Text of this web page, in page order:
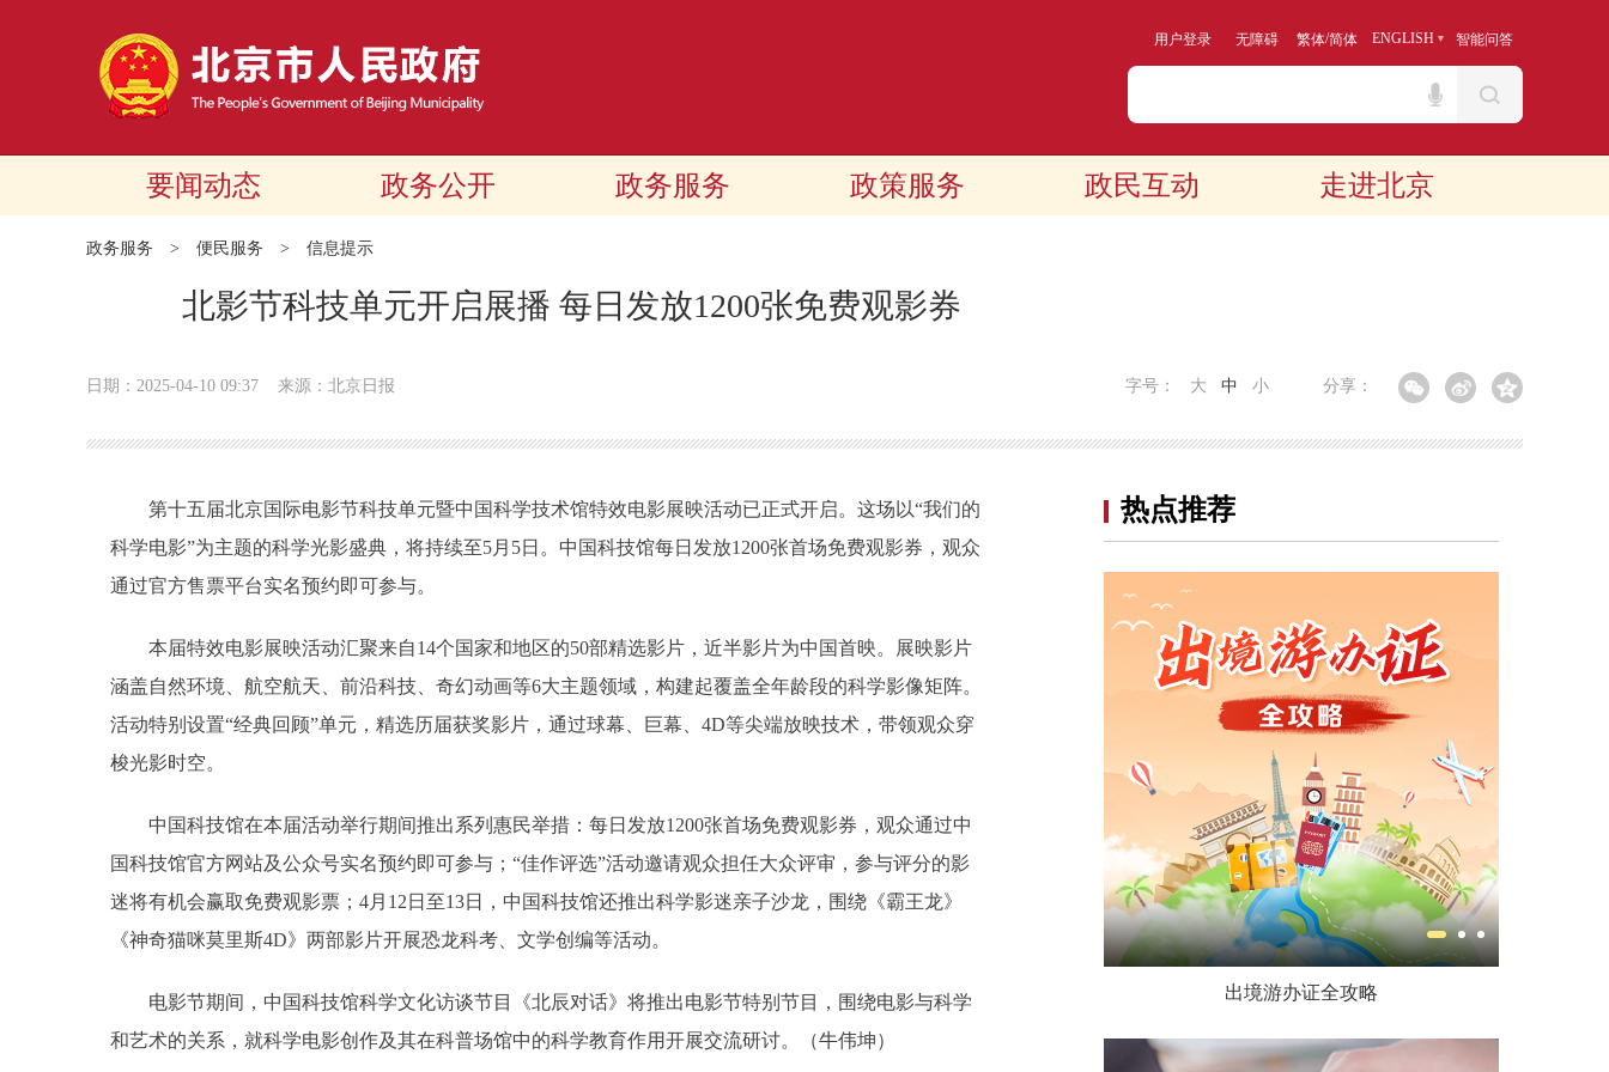
用户登录 无障碍 繁体/简体 ENGLISH 智能问答
要闻动态 政务公开 政务服务 政策服务 政民互动 走进北京
政务服务 > 便民服务 > 信息提示
北影节科技单元开启展播 每日发放1200张免费观影券
日期：2025-04-10 09:37 来源：北京日报 分享：
字号： 大 中 小
第十五届北京国际电影节科技单元暨中国科学技术馆特效电影展映活动已正式开启。这场以“我们的
科学电影”为主题的科学光影盛典，将持续至5月5日。中国科技馆每日发放1200张首场免费观影券，观众
通过官方售票平台实名预约即可参与。
本届特效电影展映活动汇聚来自14个国家和地区的50部精选影片，近半影片为中国首映。展映影片
涵盖自然环境、航空航天、前沿科技、奇幻动画等6大主题领域，构建起覆盖全年龄段的科学影像矩阵。
活动特别设置“经典回顾”单元，精选历届获奖影片，通过球幕、巨幕、4D等尖端放映技术，带领观众穿
梭光影时空。
中国科技馆在本届活动举行期间推出系列惠民举措：每日发放1200张首场免费观影券，观众通过中
国科技馆官方网站及公众号实名预约即可参与；“佳作评选”活动邀请观众担任大众评审，参与评分的影
迷将有机会赢取免费观影票；4月12日至13日，中国科技馆还推出科学影迷亲子沙龙，围绕《霸王龙》
《神奇猫咪莫里斯4D》两部影片开展恐龙科考、文学创编等活动。
电影节期间，中国科技馆科学文化访谈节目《北辰对话》将推出电影节特别节目，围绕电影与科学
和艺术的关系，就科学电影创作及其在科普场馆中的科学教育作用开展交流研讨。（牛伟坤）
热点推荐